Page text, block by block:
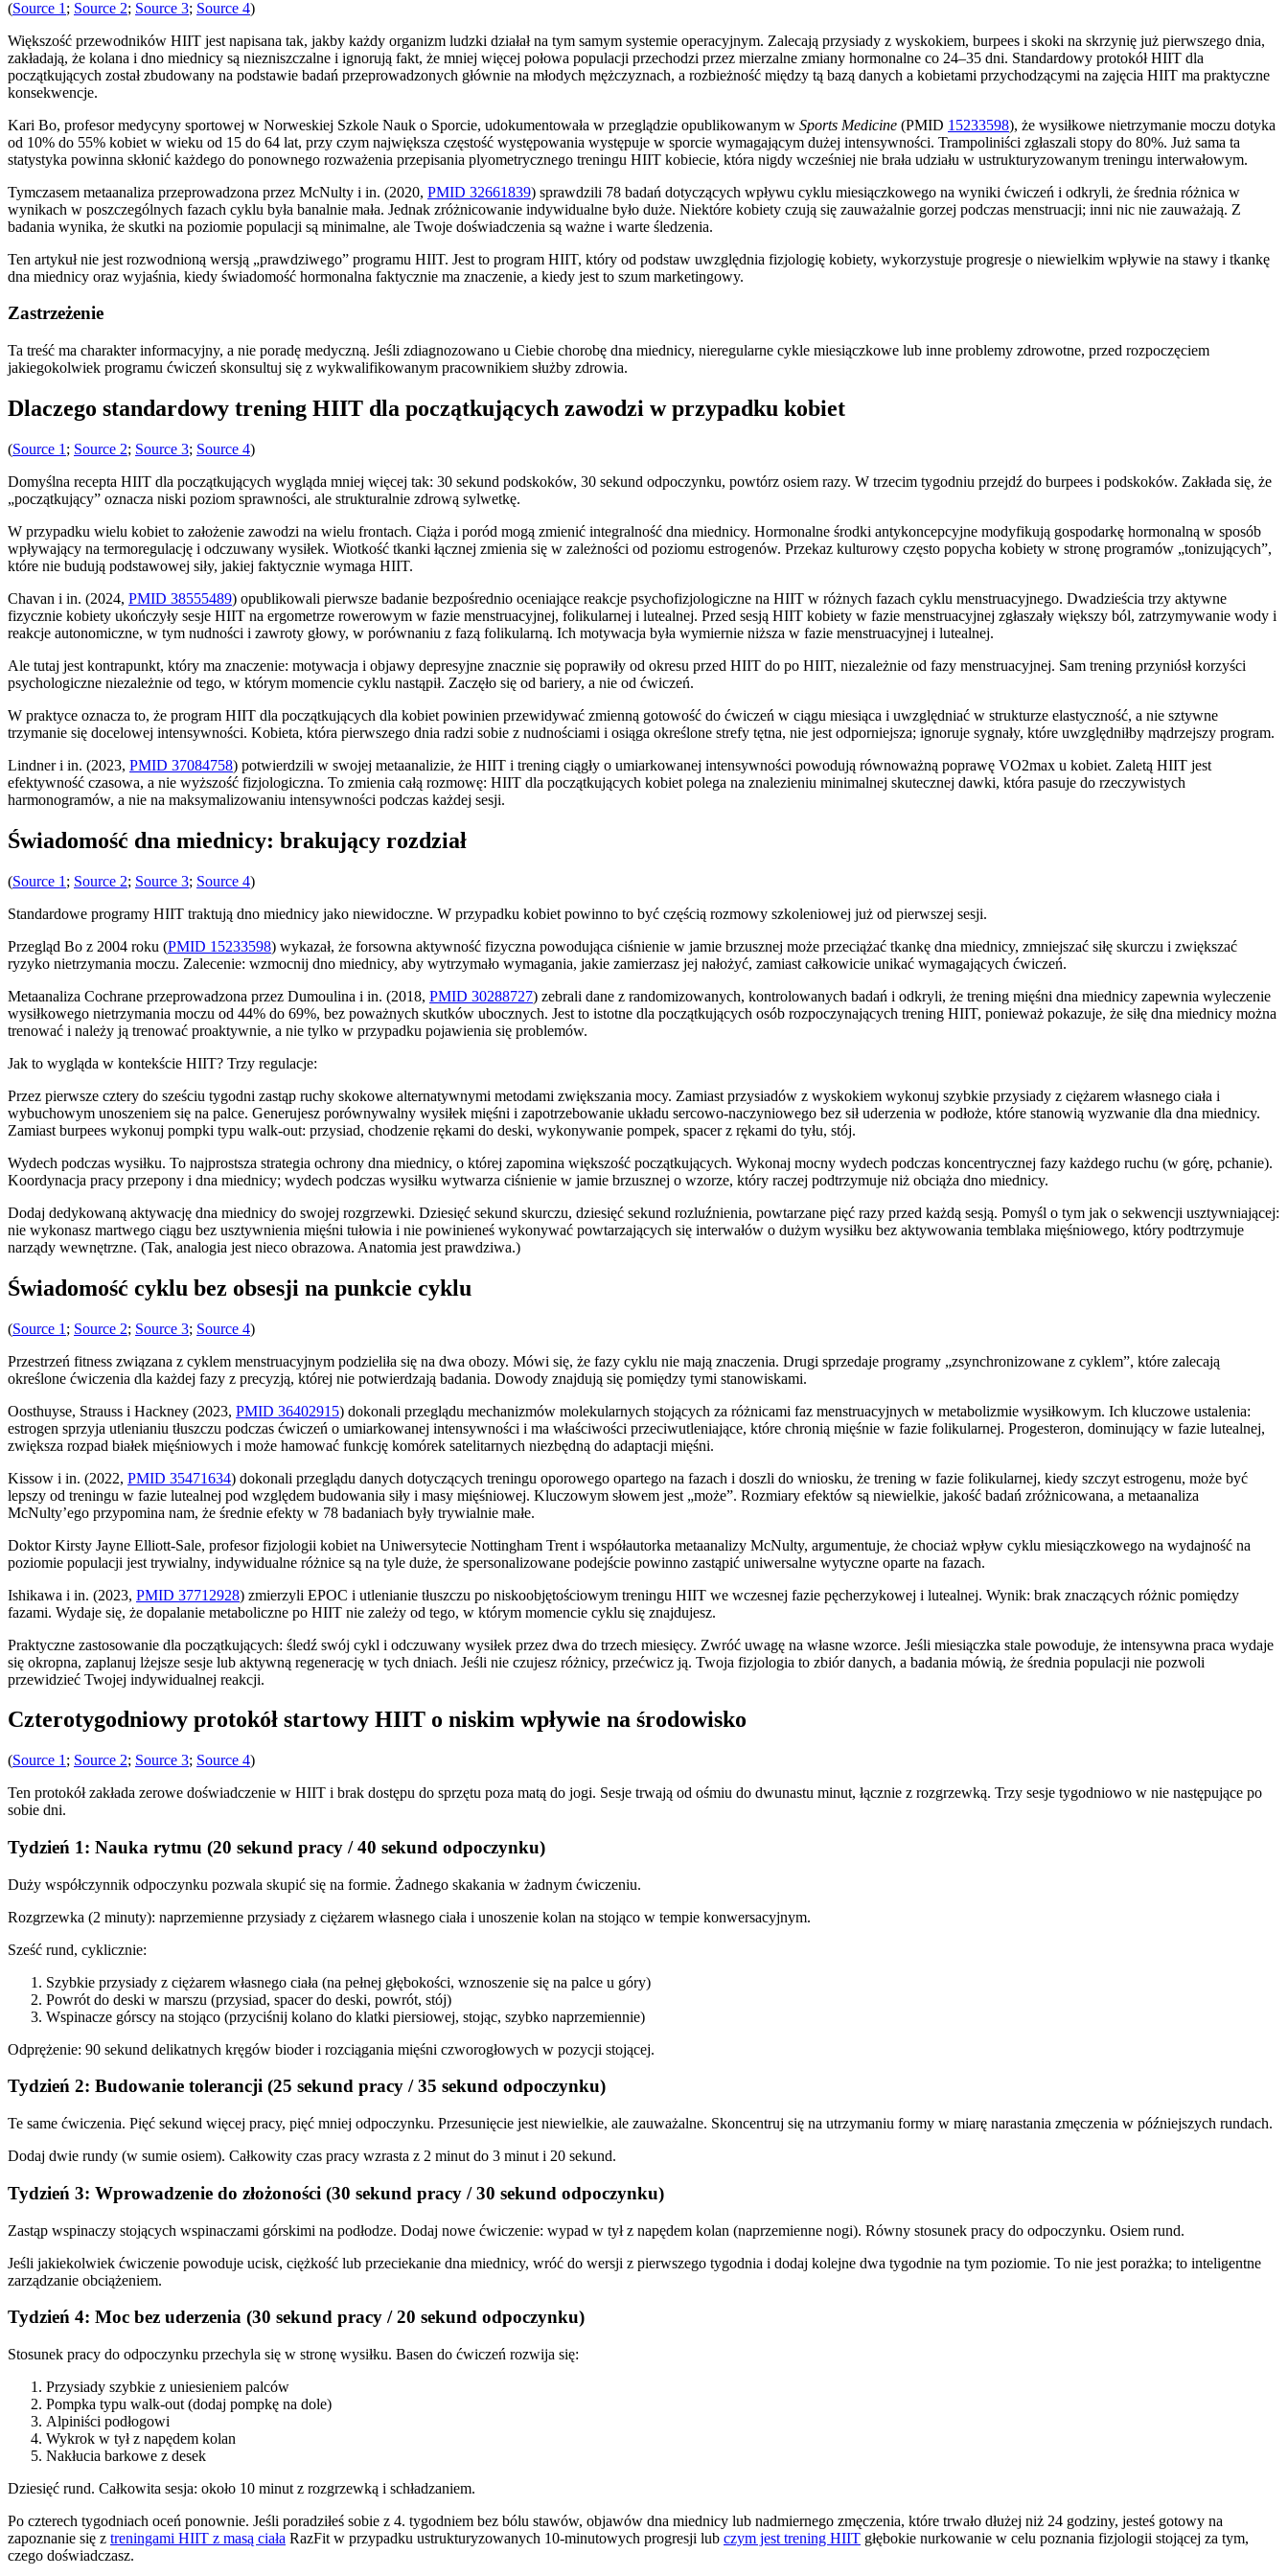
(Source 1 ; Source 2; Source 3; Source 4)
Większość przewodników HIIT jest napisana tak, jakby każdy organizm ludzki działał na tym samym systemie operacyjnym. Zalecają przysiady z wyskokiem, burpees i skoki na skrzynię już pierwszego dnia,
zakładają, że kolana i dno miednicy są niezniszczalne i ignorują fakt, że mniej więcej połowa populacji przechodzi przez mierzalne zmiany hormonalne co 24–35 dni. Standardowy protokół HIIT dla
początkujących został zbudowany na podstawie badań przeprowadzonych głównie na młodych mężczyznach, a rozbieżność między tą bazą danych a kobietami przychodzącymi na zajęcia HIIT ma praktyczne
konsekwencje.
Kari Bo, profesor medycyny sportowej w Norweskiej Szkole Nauk o Sporcie, udokumentowała w przeglądzie opublikowanym w Sports Medicine (PMID 15233598), że wysiłkowe nietrzymanie moczu dotyka
od 10% do 55% kobiet w wieku od 15 do 64 lat, przy czym największa częstość występowania występuje w sporcie wymagającym dużej intensywności. Trampoliniści zgłaszali stopy do 80%. Już sama ta
statystyka powinna skłonić każdego do ponownego rozważenia przepisania plyometrycznego treningu HIIT kobiecie, która nigdy wcześniej nie brała udziału w ustrukturyzowanym treningu interwałowym.
Tymczasem metaanaliza przeprowadzona przez McNulty i in. (2020, PMID 32661839) sprawdzili 78 badań dotyczących wpływu cyklu miesiączkowego na wyniki ćwiczeń i odkryli, że średnia różnica w
wynikach w poszczególnych fazach cyklu była banalnie mała. Jednak zróżnicowanie indywidualne było duże. Niektóre kobiety czują się zauważalnie gorzej podczas menstruacji; inni nic nie zauważają. Z
badania wynika, że skutki na poziomie populacji są minimalne, ale Twoje doświadczenia są ważne i warte śledzenia.
Ten artykuł nie jest rozwodnioną wersją „prawdziwego” programu HIIT. Jest to program HIIT, który od podstaw uwzględnia fizjologię kobiety, wykorzystuje progresje o niewielkim wpływie na stawy i tkankę
dna miednicy oraz wyjaśnia, kiedy świadomość hormonalna faktycznie ma znaczenie, a kiedy jest to szum marketingowy.
Zastrzeżenie
Ta treść ma charakter informacyjny, a nie poradę medyczną. Jeśli zdiagnozowano u Ciebie chorobę dna miednicy, nieregularne cykle miesiączkowe lub inne problemy zdrowotne, przed rozpoczęciem
jakiegokolwiek programu ćwiczeń skonsultuj się z wykwalifikowanym pracownikiem służby zdrowia.
Dlaczego standardowy trening HIIT dla początkujących zawodzi w przypadku kobiet
(Source 1 ; Source 2; Source 3; Source 4)
Domyślna recepta HIIT dla początkujących wygląda mniej więcej tak: 30 sekund podskoków, 30 sekund odpoczynku, powtórz osiem razy. W trzecim tygodniu przejdź do burpees i podskoków. Zakłada się, że
„początkujący” oznacza niski poziom sprawności, ale strukturalnie zdrową sylwetkę.
W przypadku wielu kobiet to założenie zawodzi na wielu frontach. Ciąża i poród mogą zmienić integralność dna miednicy. Hormonalne środki antykoncepcyjne modyfikują gospodarkę hormonalną w sposób
wpływający na termoregulację i odczuwany wysiłek. Wiotkość tkanki łącznej zmienia się w zależności od poziomu estrogenów. Przekaz kulturowy często popycha kobiety w stronę programów „tonizujących”,
które nie budują podstawowej siły, jakiej faktycznie wymaga HIIT.
Chavan i in. (2024, PMID 38555489) opublikowali pierwsze badanie bezpośrednio oceniające reakcje psychofizjologiczne na HIIT w różnych fazach cyklu menstruacyjnego. Dwadzieścia trzy aktywne
fizycznie kobiety ukończyły sesje HIIT na ergometrze rowerowym w fazie menstruacyjnej, folikularnej i lutealnej. Przed sesją HIIT kobiety w fazie menstruacyjnej zgłaszały większy ból, zatrzymywanie wody i
reakcje autonomiczne, w tym nudności i zawroty głowy, w porównaniu z fazą folikularną. Ich motywacja była wymiernie niższa w fazie menstruacyjnej i lutealnej.
Ale tutaj jest kontrapunkt, który ma znaczenie: motywacja i objawy depresyjne znacznie się poprawiły od okresu przed HIIT do po HIIT, niezależnie od fazy menstruacyjnej. Sam trening przyniósł korzyści
psychologiczne niezależnie od tego, w którym momencie cyklu nastąpił. Zaczęło się od bariery, a nie od ćwiczeń.
W praktyce oznacza to, że program HIIT dla początkujących dla kobiet powinien przewidywać zmienną gotowość do ćwiczeń w ciągu miesiąca i uwzględniać w strukturze elastyczność, a nie sztywne
trzymanie się docelowej intensywności. Kobieta, która pierwszego dnia radzi sobie z nudnościami i osiąga określone strefy tętna, nie jest odporniejsza; ignoruje sygnały, które uwzględniłby mądrzejszy program.
Lindner i in. (2023, PMID 37084758) potwierdzili w swojej metaanalizie, że HIIT i trening ciągły o umiarkowanej intensywności powodują równoważną poprawę VO2max u kobiet. Zaletą HIIT jest
efektywność czasowa, a nie wyższość fizjologiczna. To zmienia całą rozmowę: HIIT dla początkujących kobiet polega na znalezieniu minimalnej skutecznej dawki, która pasuje do rzeczywistych
harmonogramów, a nie na maksymalizowaniu intensywności podczas każdej sesji.
Świadomość dna miednicy: brakujący rozdział
(Source 1 ; Source 2; Source 3; Source 4)
Standardowe programy HIIT traktują dno miednicy jako niewidoczne. W przypadku kobiet powinno to być częścią rozmowy szkoleniowej już od pierwszej sesji.
Przegląd Bo z 2004 roku (PMID 15233598) wykazał, że forsowna aktywność fizyczna powodująca ciśnienie w jamie brzusznej może przeciążać tkankę dna miednicy, zmniejszać siłę skurczu i zwiększać
ryzyko nietrzymania moczu. Zalecenie: wzmocnij dno miednicy, aby wytrzymało wymagania, jakie zamierzasz jej nałożyć, zamiast całkowicie unikać wymagających ćwiczeń.
Metaanaliza Cochrane przeprowadzona przez Dumoulina i in. (2018, PMID 30288727) zebrali dane z randomizowanych, kontrolowanych badań i odkryli, że trening mięśni dna miednicy zapewnia wyleczenie
wysiłkowego nietrzymania moczu od 44% do 69%, bez poważnych skutków ubocznych. Jest to istotne dla początkujących osób rozpoczynających trening HIIT, ponieważ pokazuje, że siłę dna miednicy można
trenować i należy ją trenować proaktywnie, a nie tylko w przypadku pojawienia się problemów.
Jak to wygląda w kontekście HIIT? Trzy regulacje:
Przez pierwsze cztery do sześciu tygodni zastąp ruchy skokowe alternatywnymi metodami zwiększania mocy. Zamiast przysiadów z wyskokiem wykonuj szybkie przysiady z ciężarem własnego ciała i
wybuchowym unoszeniem się na palce. Generujesz porównywalny wysiłek mięśni i zapotrzebowanie układu sercowo-naczyniowego bez sił uderzenia w podłoże, które stanowią wyzwanie dla dna miednicy.
Zamiast burpees wykonuj pompki typu walk-out: przysiad, chodzenie rękami do deski, wykonywanie pompek, spacer z rękami do tyłu, stój.
Wydech podczas wysiłku. To najprostsza strategia ochrony dna miednicy, o której zapomina większość początkujących. Wykonaj mocny wydech podczas koncentrycznej fazy każdego ruchu (w górę, pchanie).
Koordynacja pracy przepony i dna miednicy; wydech podczas wysiłku wytwarza ciśnienie w jamie brzusznej o wzorze, który raczej podtrzymuje niż obciąża dno miednicy.
Dodaj dedykowaną aktywację dna miednicy do swojej rozgrzewki. Dziesięć sekund skurczu, dziesięć sekund rozluźnienia, powtarzane pięć razy przed każdą sesją. Pomyśl o tym jak o sekwencji usztywniającej:
nie wykonasz martwego ciągu bez usztywnienia mięśni tułowia i nie powinieneś wykonywać powtarzających się interwałów o dużym wysiłku bez aktywowania temblaka mięśniowego, który podtrzymuje
narządy wewnętrzne. (Tak, analogia jest nieco obrazowa. Anatomia jest prawdziwa.)
Świadomość cyklu bez obsesji na punkcie cyklu
(Source 1 ; Source 2; Source 3; Source 4)
Przestrzeń fitness związana z cyklem menstruacyjnym podzieliła się na dwa obozy. Mówi się, że fazy cyklu nie mają znaczenia. Drugi sprzedaje programy „zsynchronizowane z cyklem”, które zalecają
określone ćwiczenia dla każdej fazy z precyzją, której nie potwierdzają badania. Dowody znajdują się pomiędzy tymi stanowiskami.
Oosthuyse, Strauss i Hackney (2023, PMID 36402915) dokonali przeglądu mechanizmów molekularnych stojących za różnicami faz menstruacyjnych w metabolizmie wysiłkowym. Ich kluczowe ustalenia:
estrogen sprzyja utlenianiu tłuszczu podczas ćwiczeń o umiarkowanej intensywności i ma właściwości przeciwutleniające, które chronią mięśnie w fazie folikularnej. Progesteron, dominujący w fazie lutealnej,
zwiększa rozpad białek mięśniowych i może hamować funkcję komórek satelitarnych niezbędną do adaptacji mięśni.
Kissow i in. (2022, PMID 35471634) dokonali przeglądu danych dotyczących treningu oporowego opartego na fazach i doszli do wniosku, że trening w fazie folikularnej, kiedy szczyt estrogenu, może być
lepszy od treningu w fazie lutealnej pod względem budowania siły i masy mięśniowej. Kluczowym słowem jest „może”. Rozmiary efektów są niewielkie, jakość badań zróżnicowana, a metaanaliza
McNulty’ego przypomina nam, że średnie efekty w 78 badaniach były trywialnie małe.
Doktor Kirsty Jayne Elliott-Sale, profesor fizjologii kobiet na Uniwersytecie Nottingham Trent i współautorka metaanalizy McNulty, argumentuje, że chociaż wpływ cyklu miesiączkowego na wydajność na
poziomie populacji jest trywialny, indywidualne różnice są na tyle duże, że spersonalizowane podejście powinno zastąpić uniwersalne wytyczne oparte na fazach.
Ishikawa i in. (2023, PMID 37712928) zmierzyli EPOC i utlenianie tłuszczu po niskoobjętościowym treningu HIIT we wczesnej fazie pęcherzykowej i lutealnej. Wynik: brak znaczących różnic pomiędzy
fazami. Wydaje się, że dopalanie metaboliczne po HIIT nie zależy od tego, w którym momencie cyklu się znajdujesz.
Praktyczne zastosowanie dla początkujących: śledź swój cykl i odczuwany wysiłek przez dwa do trzech miesięcy. Zwróć uwagę na własne wzorce. Jeśli miesiączka stale powoduje, że intensywna praca wydaje
się okropna, zaplanuj lżejsze sesje lub aktywną regenerację w tych dniach. Jeśli nie czujesz różnicy, przećwicz ją. Twoja fizjologia to zbiór danych, a badania mówią, że średnia populacji nie pozwoli
przewidzieć Twojej indywidualnej reakcji.
Czterotygodniowy protokół startowy HIIT o niskim wpływie na środowisko
(Source 1 ; Source 2; Source 3; Source 4)
Ten protokół zakłada zerowe doświadczenie w HIIT i brak dostępu do sprzętu poza matą do jogi. Sesje trwają od ośmiu do dwunastu minut, łącznie z rozgrzewką. Trzy sesje tygodniowo w nie następujące po
sobie dni.
Tydzień 1: Nauka rytmu (20 sekund pracy / 40 sekund odpoczynku)
Duży współczynnik odpoczynku pozwala skupić się na formie. Żadnego skakania w żadnym ćwiczeniu.
Rozgrzewka (2 minuty): naprzemienne przysiady z ciężarem własnego ciała i unoszenie kolan na stojąco w tempie konwersacyjnym.
Sześć rund, cyklicznie:
Szybkie przysiady z ciężarem własnego ciała (na pełnej głębokości, wznoszenie się na palce u góry)
Powrót do deski w marszu (przysiad, spacer do deski, powrót, stój)
Wspinacze górscy na stojąco (przyciśnij kolano do klatki piersiowej, stojąc, szybko naprzemiennie)
Odprężenie: 90 sekund delikatnych kręgów bioder i rozciągania mięśni czworogłowych w pozycji stojącej.
Tydzień 2: Budowanie tolerancji (25 sekund pracy / 35 sekund odpoczynku)
Te same ćwiczenia. Pięć sekund więcej pracy, pięć mniej odpoczynku. Przesunięcie jest niewielkie, ale zauważalne. Skoncentruj się na utrzymaniu formy w miarę narastania zmęczenia w późniejszych rundach.
Dodaj dwie rundy (w sumie osiem). Całkowity czas pracy wzrasta z 2 minut do 3 minut i 20 sekund.
Tydzień 3: Wprowadzenie do złożoności (30 sekund pracy / 30 sekund odpoczynku)
Zastąp wspinaczy stojących wspinaczami górskimi na podłodze. Dodaj nowe ćwiczenie: wypad w tył z napędem kolan (naprzemienne nogi). Równy stosunek pracy do odpoczynku. Osiem rund.
Jeśli jakiekolwiek ćwiczenie powoduje ucisk, ciężkość lub przeciekanie dna miednicy, wróć do wersji z pierwszego tygodnia i dodaj kolejne dwa tygodnie na tym poziomie. To nie jest porażka; to inteligentne
zarządzanie obciążeniem.
Tydzień 4: Moc bez uderzenia (30 sekund pracy / 20 sekund odpoczynku)
Stosunek pracy do odpoczynku przechyla się w stronę wysiłku. Basen do ćwiczeń rozwija się:
Przysiady szybkie z uniesieniem palców
Pompka typu walk-out (dodaj pompkę na dole)
Alpiniści podłogowi
Wykrok w tył z napędem kolan
Nakłucia barkowe z desek
Dziesięć rund. Całkowita sesja: około 10 minut z rozgrzewką i schładzaniem.
Po czterech tygodniach oceń ponownie. Jeśli poradziłeś sobie z 4. tygodniem bez bólu stawów, objawów dna miednicy lub nadmiernego zmęczenia, które trwało dłużej niż 24 godziny, jesteś gotowy na
zapoznanie się z treningami HIIT z masą ciała RazFit w przypadku ustrukturyzowanych 10-minutowych progresji lub czym jest trening HIIT głębokie nurkowanie w celu poznania fizjologii stojącej za tym,
czego doświadczasz.